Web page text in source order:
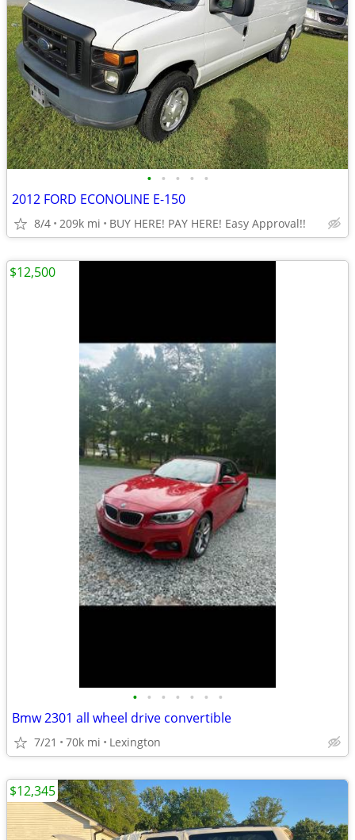
• • • • •
2012 FORD ECONOLINE E-150
8/4 209k mi BUY HERE! PAY HERE! Easy Approval!!
• • • • • • •
Bmw 2301 all wheel drive convertible
7/21 70k mi Lexington
$12,500
$12,345